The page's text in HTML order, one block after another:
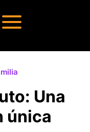
Una
única